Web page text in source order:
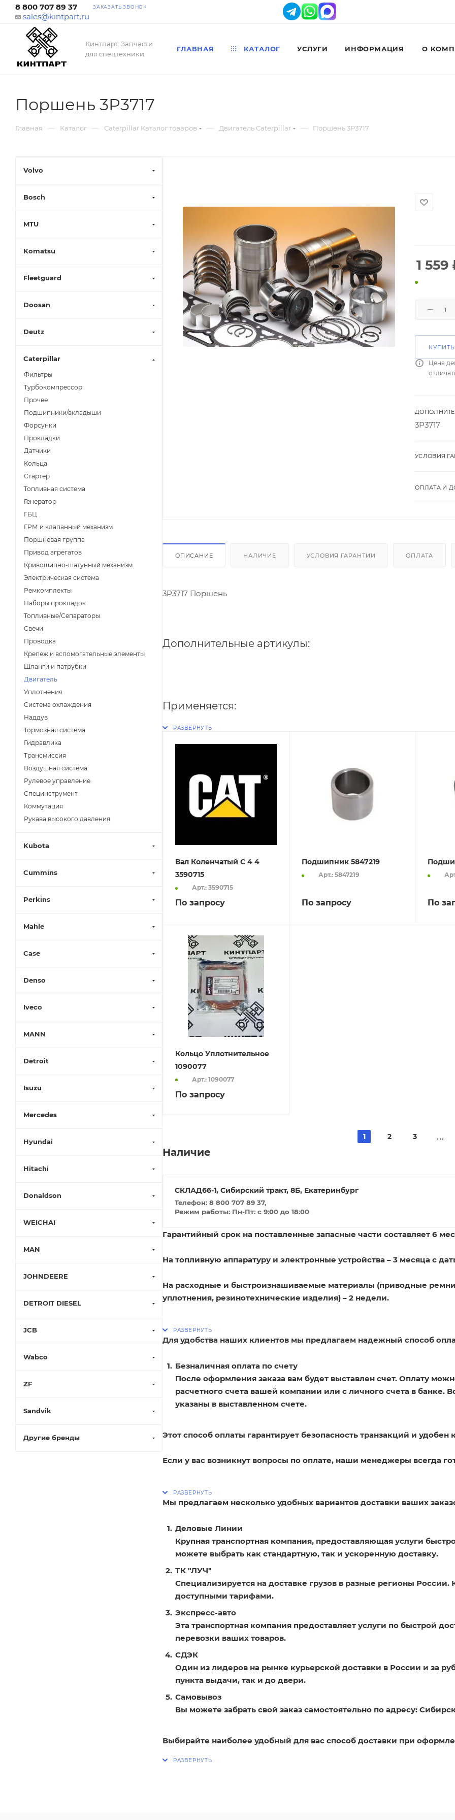
8 800 707 89 37 ЗАКАЗАТЬ ЗВОНОК
sales@kintpart.ru
Кинтпарт. Запчасти
для спецтехники
ГЛАВНАЯ КАТАЛОГ УСЛУГИ ИНФОРМАЦИЯ О
Поршень 3P3717
Главная — Каталог — Caterpillar Каталог товаров — Двигатель Caterpillar — Поршень 3P3717
1 559
Цена
3P3717
УСЛОВИЯ
ОПЛАТА И
ОПИСАНИЕ НАЛИЧИЕ УСЛОВИЯ ГАРАНТИИ ОПЛАТА
3P3717 Поршень
Дополнительные артикулы:
Применяется:
Вал Коленчатый C 4 4
3590715
Арт.: 3590715
По запросу
Подшипник 5847219
Арт.: 5847219
По запросу По
Кольцо Уплотнительное
1090077
Арт.: 1090077
По запросу
1 2 3
Наличие
СКЛАД66-1, Сибирский тракт, 8Б, Екатеринбург
Телефон: 8 800 707 89 37,
Режим работы: Пн-Пт: с 9:00 до 18:00
Гарантийный срок на поставленные запасные части составляет 6
На топливную аппаратуру и электронные устройства – 3 месяца с
На расходные и быстроизнашиваемые материалы (приводные
уплотнения, резинотехнические изделия) – 2 недели.
Для удобства наших клиентов мы предлагаем надежный способ
Безналичная оплата по счету
После оформления заказа вам будет выставлен счет. Оплату
расчетного счета вашей компании или с личного счета в банке.
указаны в выставленном счете.
Этот способ оплаты гарантирует безопасность транзакций и
Если у вас возникнут вопросы по оплате, наши менеджеры всегда
Мы предлагаем несколько удобных вариантов доставки ваших
Деловые Линии
Крупная транспортная компания, предоставляющая услуги
можете выбрать как стандартную, так и ускоренную доставку.
ТК "ЛУЧ"
Специализируется на доставке грузов в разные регионы
доступными тарифами.
Экспресс-авто
Эта транспортная компания предоставляет услуги по быстрой
перевозки ваших товаров.
СДЭК
Один из лидеров на рынке курьерской доставки в России и за
пункта выдачи, так и до двери.
Самовывоз
Вы можете забрать свой заказ самостоятельно по адресу:
Выбирайте наиболее удобный для вас способ доставки при
Volvo
Bosch
MTU
Komatsu
Fleetguard
Doosan
Deutz
Caterpillar
Фильтры
Турбокомпрессор
Прочее
Подшипники/вкладыши
Форсунки
Прокладки
Датчики
Кольца
Стартер
Топливная система
Генератор
ГБЦ
ГРМ и клапанный механизм
Поршневая группа
Привод агрегатов
Кривошипно-шатунный механизм
Электрическая система
Ремкомплекты
Наборы прокладок
Топливные/Сепараторы
Свечи
Проводка
Крепеж и вспомогательные элементы
Шланги и патрубки
Двигатель
Уплотнения
Система охлаждения
Наддув
Тормозная система
Гидравлика
Трансмиссия
Воздушная система
Рулевое управление
Специнструмент
Коммутация
Рукава высокого давления
Kubota
Cummins
Perkins
Mahle
Case
Denso
Iveco
MANN
Detroit
Isuzu
Mercedes
Hyundai
Hitachi
Donaldson
WEICHAI
MAN
JOHNDEERE
DETROIT DIESEL
JCB
Wabco
ZF
Sandvik
Другие бренды